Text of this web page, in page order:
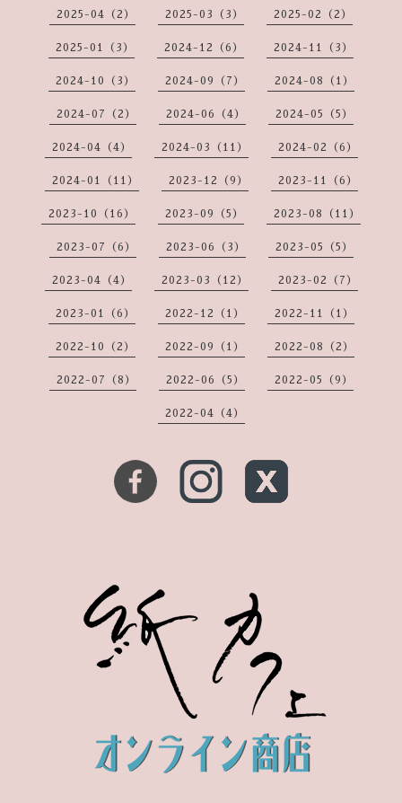
2025-04（2） 2025-03（3） 2025-02（2）
2025-01（3） 2024-12（6） 2024-11（3）
2024-10（3） 2024-09（7） 2024-08（1）
2024-07（2） 2024-06（4） 2024-05（5）
2024-04（4） 2024-03（11） 2024-02（6）
2024-01（11） 2023-12（9） 2023-11（6）
2023-10（16） 2023-09（5） 2023-08（11）
2023-07（6） 2023-06（3） 2023-05（5）
2023-04（4） 2023-03（12） 2023-02（7）
2023-01（6） 2022-12（1） 2022-11（1）
2022-10（2） 2022-09（1） 2022-08（2）
2022-07（8） 2022-06（5） 2022-05（9）
2022-04（4）